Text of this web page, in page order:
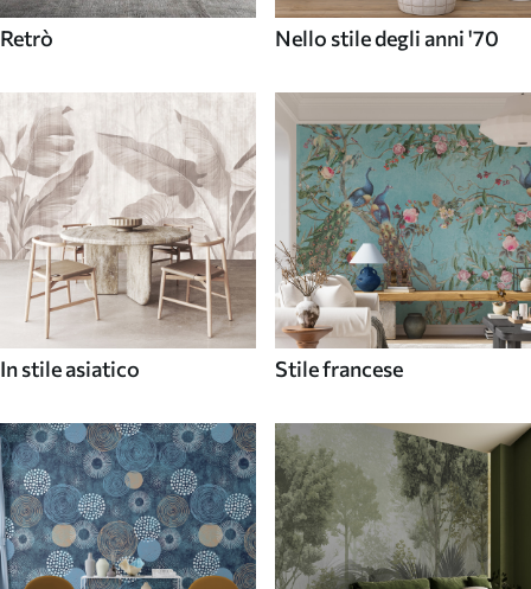
Retrò Nello stile degli anni '70
In stile asiatico Stile francese